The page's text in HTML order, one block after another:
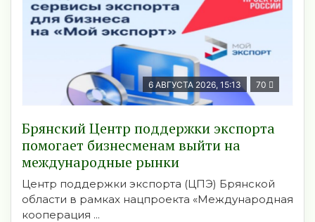
6 АВГУСТА 2026, 15:13 70
Брянский Центр поддержки экспорта
помогает бизнесменам выйти на
международные рынки
Центр поддержки экспорта (ЦПЭ) Брянской
области в рамках нацпроекта «Международная
кооперация ...